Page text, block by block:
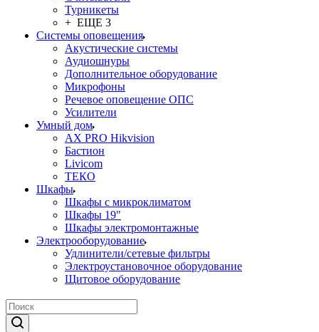
Турникеты
+ ЕЩЕ 3
Системы оповещения
Акустические системы
Аудиошнуры
Дополнительное оборудование
Микрофоны
Речевое оповещение ОПС
Усилители
Умный дом
AX PRO Hikvision
Бастион
Livicom
ТЕКО
Шкафы
Шкафы с микроклиматом
Шкафы 19"
Шкафы электромонтажные
Электрооборудование
Удлинители/сетевые фильтры
Электроустановочное оборудование
Щитовое оборудование